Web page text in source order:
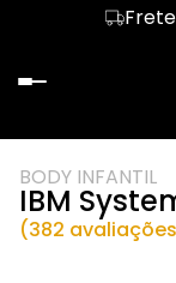
BODY INFANTIL
IBM
(382